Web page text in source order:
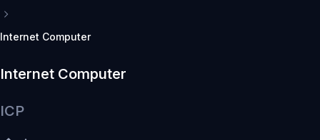
Internet Computer
Internet Computer
ICP